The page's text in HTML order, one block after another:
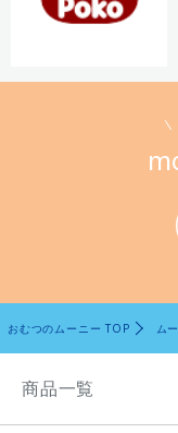
おむつのムーニー TOP ム
商品一覧